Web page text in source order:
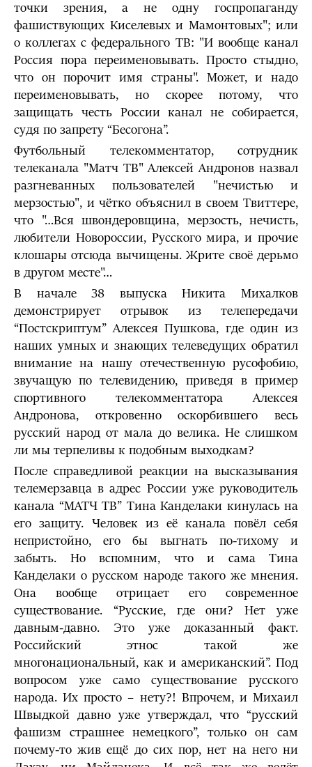
точки зрения, а не одну госпропаганду
фашиствующих Киселевых и Мамонтовых"; или
о коллегах с федерального ТВ: "И вообще канал
Россия пора переименовывать. Просто стыдно,
что он порочит имя страны". Может, и надо
переименовывать, но скорее потому, что
защищать честь России канал не собирается,
судя по запрету “Бесогона”.
Футбольный телекомментатор, сотрудник
телеканала "Матч ТВ" Алексей Андронов назвал
разгневанных пользователей "нечистью и
мерзостью", и чётко объяснил в своем Твиттере,
что "…Вся швондеровщина, мерзость, нечисть,
любители Новороссии, Русского мира, и прочие
клошары отсюда вычищены. Жрите своё дерьмо
в другом месте"…
В начале 38 выпуска Никита Михалков
демонстрирует отрывок из телепередачи
“Постскриптум” Алексея Пушкова, где один из
наших умных и знающих телеведущих обратил
внимание на нашу отечественную русофобию,
звучащую по телевидению, приведя в пример
спортивного телекомментатора Алексея
Андронова, откровенно оскорбившего весь
русский народ от мала до велика. Не слишком
ли мы терпеливы к подобным выходкам?
После справедливой реакции на высказывания
телемерзавца в адрес России уже руководитель
канала “МАТЧ ТВ” Тина Канделаки кинулась на
его защиту. Человек из её канала повёл себя
непристойно, его бы выгнать по-тихому и
забыть. Но вспомним, что и сама Тина
Канделаки о русском народе такого же мнения.
Она вообще отрицает его современное
существование. “Русские, где они? Нет уже
давным-давно. Это уже доказанный факт.
Российский этнос такой же
многонациональный, как и американский”. Под
вопросом уже само существование русского
народа. Их просто – нету?! Впрочем, и Михаил
Швыдкой давно уже утверждал, что “русский
фашизм страшнее немецкого”, только он сам
почему-то жив ещё до сих пор, нет на него ни